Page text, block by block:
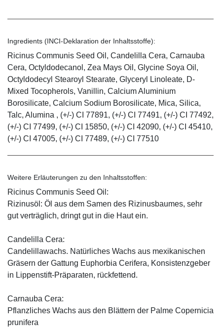
Ingredients (INCI-Deklaration der Inhaltsstoffe):
Ricinus Communis Seed Oil, Candelilla Cera, Carnauba
Cera, Octyldodecanol, Zea Mays Oil, Glycine Soya Oil,
Octyldodecyl Stearoyl Stearate, Glyceryl Linoleate, D-
Mixed Tocopherols, Vanillin, Calcium Aluminium
Borosilicate, Calcium Sodium Borosilicate, Mica, Silica,
Talc, Alumina , (+/-) CI 77891, (+/-) CI 77491, (+/-) CI 77492,
(+/-) CI 77499, (+/-) CI 15850, (+/-) CI 42090, (+/-) CI 45410,
(+/-) CI 47005, (+/-) CI 77489, (+/-) CI 77510
Weitere Erläuterungen zu den Inhaltsstoffen:
Ricinus Communis Seed Oil:
Rizinusöl: Öl aus dem Samen des Rizinusbaumes, sehr
gut verträglich, dringt gut in die Haut ein.
Candelilla Cera:
Candelillawachs. Natürliches Wachs aus mexikanischen
Gräsern der Gattung Euphorbia Cerifera, Konsistenzgeber
in Lippenstift-Präparaten, rückfettend.
Carnauba Cera:
Pflanzliches Wachs aus den Blättern der Palme Copernicia
prunifera